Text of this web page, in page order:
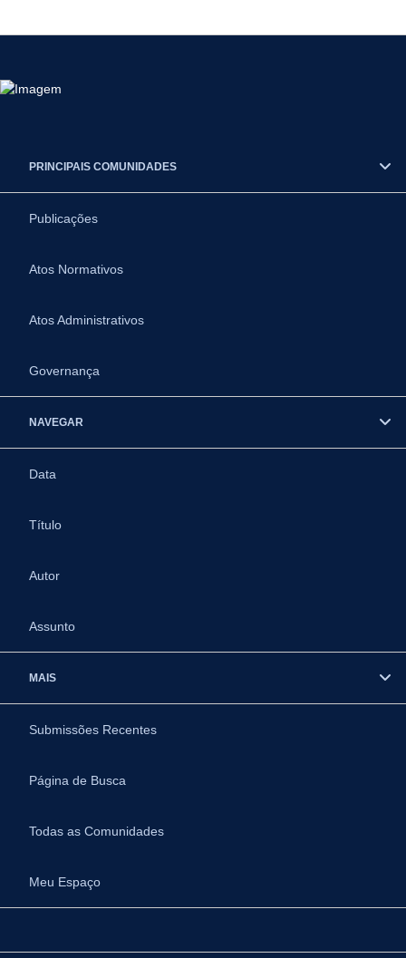
PRINCIPAIS COMUNIDADES
Publicações
Atos Normativos
Atos Administrativos
Governança
NAVEGAR
Data
Título
Autor
Assunto
MAIS
Submissões Recentes
Página de Busca
Todas as Comunidades
Meu Espaço